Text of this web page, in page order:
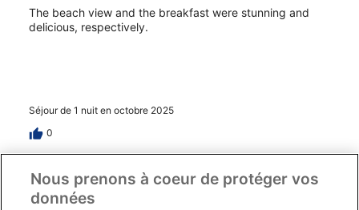
The beach view and the breakfast were stunning and
delicious, respectively.
Séjour de 1 nuit en octobre 2025
0
Avis vérifié
10/10 Excellent
Nous prenons à coeur de protéger vos
données